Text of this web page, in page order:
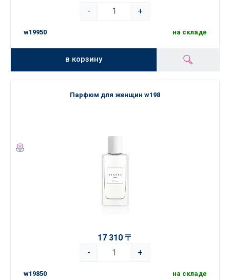
-
+
w19950 на складе
в корзину
Парфюм для женщин w198
17 310 〒
-
+
w19850 на складе